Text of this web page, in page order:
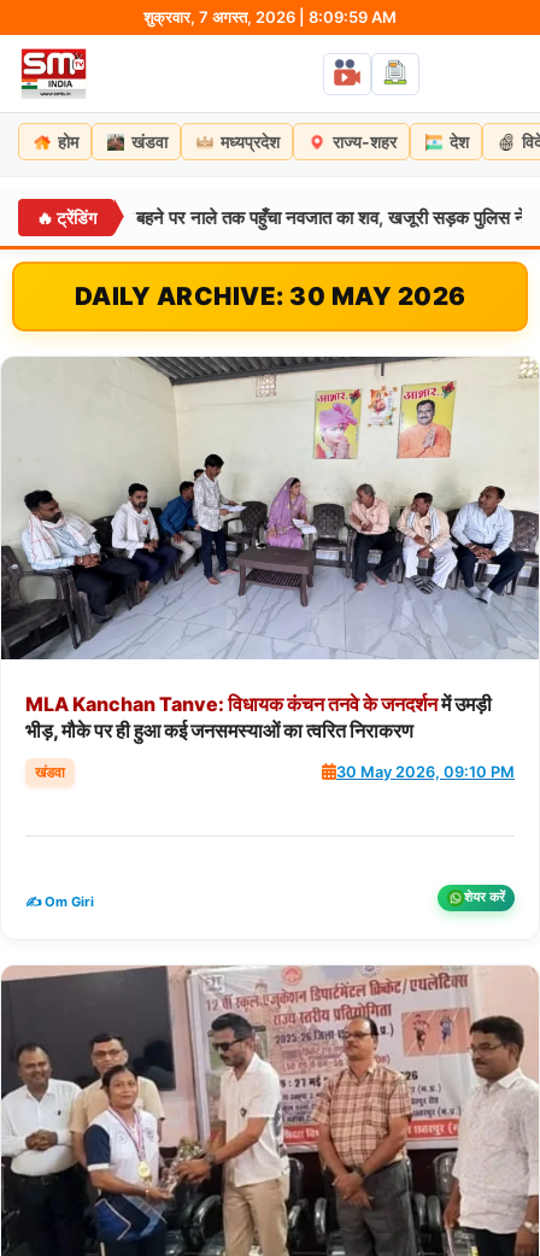
content
शुक्रवार, 7 अगस्त, 2026 | 8:10:00 AM
होम खंडवा मध्यप्रदेश राज्य-शहर देश
🔥 ट्रेंडिंग
बहने पर नाले तक पहुँचा नवजात का शव, खजूरी सड़क पुलिस ने किया खुलासा
DAILY ARCHIVE: 30 MAY 2026
MLAKanchanTanve: विधायककंचनतनवेकेजनदर्शनमें उमड़ी
भीड़, मौके पर ही हुआ कई जनसमस्याओं का त्वरित निराकरण
खंडवा 30 May 2026, 09:10 PM
✍️ Om Giri शेयर करें